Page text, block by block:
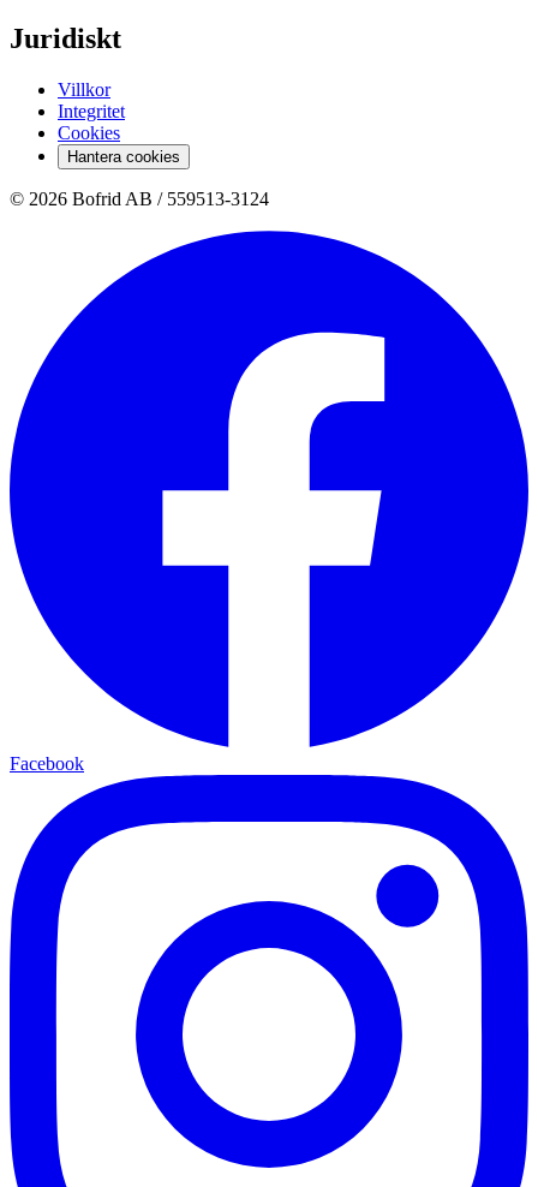
Juridiskt
Villkor
Integritet
Cookies
Hantera cookies
© 2026 Bofrid AB / 559513-3124
Facebook